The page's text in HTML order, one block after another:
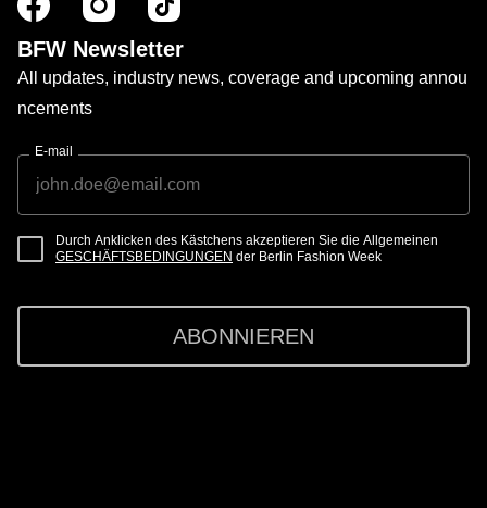
BFW Newsletter
All updates, industry news, coverage and upcoming annou
ncements
E-mail
Durch Anklicken des Kästchens akzeptieren Sie die Allgemeinen
GESCHÄFTSBEDINGUNGEN der Berlin Fashion Week
ABONNIEREN